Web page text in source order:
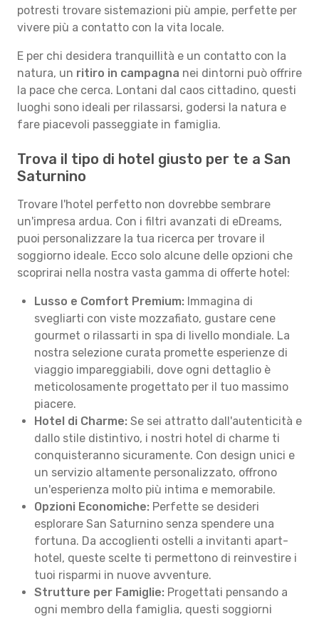
potresti trovare sistemazioni più ampie, perfette per
vivere più a contatto con la vita locale.
E per chi desidera tranquillità e un contatto con la
natura, un ritiro in campagna nei dintorni può offrire
la pace che cerca. Lontani dal caos cittadino, questi
luoghi sono ideali per rilassarsi, godersi la natura e
fare piacevoli passeggiate in famiglia.
Trova il tipo di hotel giusto per te a San
Saturnino
Trovare l'hotel perfetto non dovrebbe sembrare
un'impresa ardua. Con i filtri avanzati di eDreams,
puoi personalizzare la tua ricerca per trovare il
soggiorno ideale. Ecco solo alcune delle opzioni che
scoprirai nella nostra vasta gamma di offerte hotel:
Lusso e Comfort Premium: Immagina di
svegliarti con viste mozzafiato, gustare cene
gourmet o rilassarti in spa di livello mondiale. La
nostra selezione curata promette esperienze di
viaggio impareggiabili, dove ogni dettaglio è
meticolosamente progettato per il tuo massimo
piacere.
Hotel di Charme: Se sei attratto dall'autenticità e
dallo stile distintivo, i nostri hotel di charme ti
conquisteranno sicuramente. Con design unici e
un servizio altamente personalizzato, offrono
un'esperienza molto più intima e memorabile.
Opzioni Economiche: Perfette se desideri
esplorare San Saturnino senza spendere una
fortuna. Da accoglienti ostelli a invitanti apart-
hotel, queste scelte ti permettono di reinvestire i
tuoi risparmi in nuove avventure.
Strutture per Famiglie: Progettati pensando a
ogni membro della famiglia, questi soggiorni